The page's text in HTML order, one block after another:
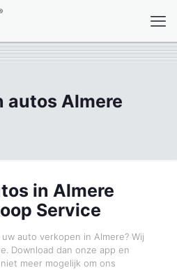
autos Almere
in Almere
Service
auto verkopen in Almere? Wij
Download dan onze app en
meer mogelijk om ons